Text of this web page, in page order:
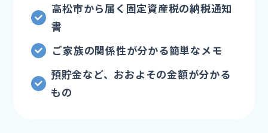
高松市から届く固定資産税の納税通知
書
ご家族の関係性が分かる簡単なメモ
預貯金など、おおよその金額が分かる
もの